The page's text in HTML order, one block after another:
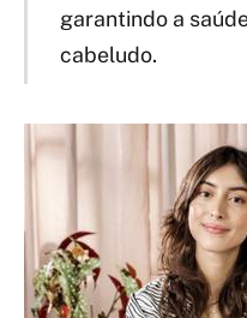
garantindo a
cabeludo.